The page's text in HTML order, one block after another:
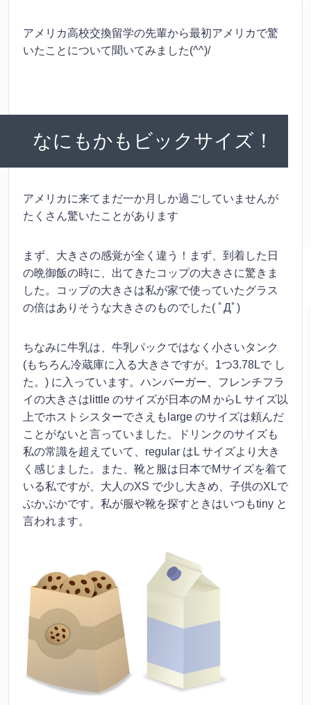
アメリカ高校交換留学の先輩から最初アメリカで驚
いたことについて聞いてみました(^^)/
なにもかもビックサイズ！
アメリカに来てまだ一か月しか過ごしていませんが
たくさん驚いたことがあります
まず、大きさの感覚が全く違う！まず、到着した日
の晩御飯の時に、出てきたコップの大きさに驚きま
した。コップの大きさは私が家で使っていたグラス
の倍はありそうな大きさのものでした( ﾟДﾟ)
ちなみに牛乳は、牛乳パックではなく小さいタンク
(もちろん冷蔵庫に入る大きさですが。1つ3.78Lで し
た。) に入っています。ハンバーガー、フレンチフラ
イの大きさはlittle のサイズが日本のM からL サイズ以
上でホストシスターでさえもlarge のサイズは頼んだ
ことがないと言っていました。ドリンクのサイズも
私の常識を超えていて、regular はL サイズより大き
く感じました。また、靴と服は日本でMサイズを着て
いる私ですが、大人のXS で少し大きめ、子供のXLで
ぶかぶかです。私が服や靴を探すときはいつもtiny と
言われます。